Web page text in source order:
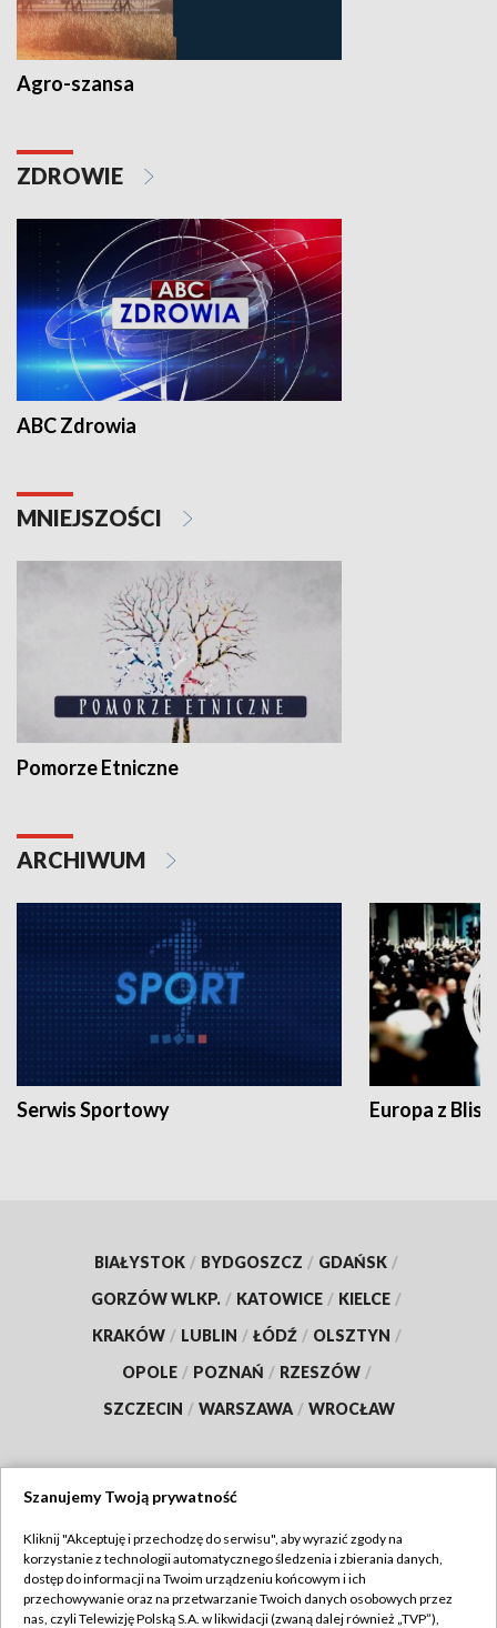
Agro-szansa
ZDROWIE
ABC Zdrowia
MNIEJSZOŚCI
Pomorze Etniczne
ARCHIWUM
Serwis Sportowy Europa z
BIAŁYSTOK / BYDGOSZCZ / GDAŃSK /
GORZÓW WLKP. / KATOWICE / KIELCE /
KRAKÓW / LUBLIN / ŁÓDŹ / OLSZTYN /
OPOLE / POZNAŃ / RZESZÓW /
SZCZECIN / WARSZAWA / WROCŁAW
TVP
Abonament TVP
Regulamin TVP
Szanujemy Twoją prywatność
Kliknij "Akceptuję i przechodzę do serwisu", aby wyrazić zgody na
korzystanie z technologii automatycznego śledzenia i zbierania danych,
dostęp do informacji na Twoim urządzeniu końcowym i ich
przechowywanie oraz na przetwarzanie Twoich danych osobowych przez
nas, czyli Telewizję Polską S.A. w likwidacji (zwaną dalej również „TVP”),